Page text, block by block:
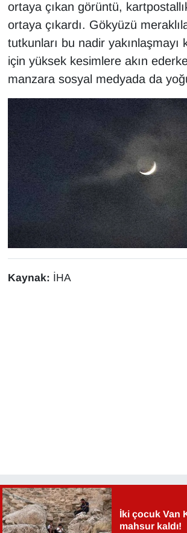
ortaya çıkan görüntü,
ortaya çıkardı. Gökyüzü
tutkunları bu nadir yakınlaşmayı
için yüksek kesimlere akın
manzara sosyal medyada da
Kaynak: İHA
İki çocuk Van
mahsur kaldı!
RÖPORTAJ
SAĞLIK
Seri İlan
SİYASET
SPOR
TEBRİK
TEKNOLOJİ
Turizm